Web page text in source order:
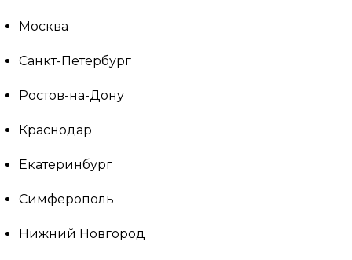
Москва
Санкт-Петербург
Ростов-на-Дону
Краснодар
Екатеринбург
Симферополь
Нижний Новгород